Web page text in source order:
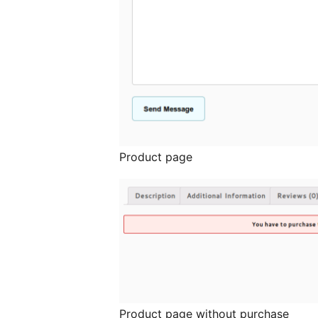
Product page
Product page without purchase